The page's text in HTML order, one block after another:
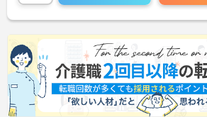
「資格取得支援制度」を完備しています。初
修から国家資格である介護福祉士まで、現場
務経験を積みながら、会社からのバックアッ
けて資格取得に挑戦できます。
◆法人独自の介護技術認定制度「ケアマイス
により、身につけたスキルを5段階でしっか
し手当で還元。さらに「目標管理シート」を
月1回の上司との面談があり、一人ひとりの
目標に寄り添う手厚いフォロー体制が整って